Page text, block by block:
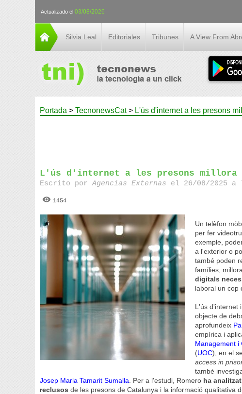
Actualizado el 03/08/2026
Silvia Leal Editoriales Tribunes A View From
Portada > TecnonewsCat > L'ús d'internet a les presons
L'ús d'internet a les presons millora
Escrito porAgencias Externas el 26/08/2025 a
1454
Un telèfon
per fer
exemple,
a l'exterior o
també poden
famílies,
digitals
laboral un cop
L'ús d'internet
objecte de
aprofundeix
empírica i
Management i
(UOC), en el
access in
també
Josep Maria Tamarit Sumalla . Per a l'estudi, Romero ha
reclusos de les presons de Catalunya i la informació qualitativa